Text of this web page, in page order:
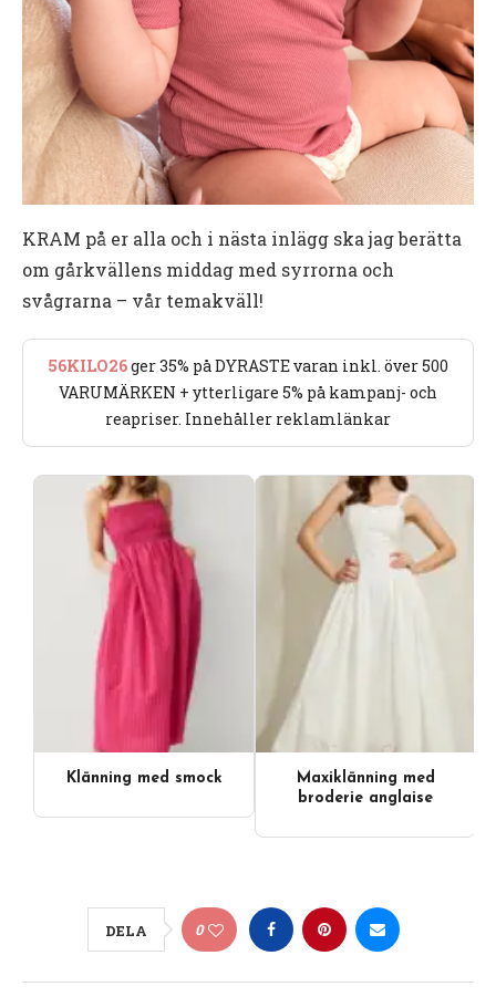
KRAM på er alla och i nästa inlägg ska jag berätta
om gårkvällens middag med syrrorna och
svågrarna – vår temakväll!
56KILO26ger 35% på DYRASTE varan inkl. över 500
VARUMÄRKEN + ytterligare 5% på kampanj- och
reapriser. Innehåller reklamlänkar
Klänning med smock
Maxiklänning med
broderie anglaise
DELA 0